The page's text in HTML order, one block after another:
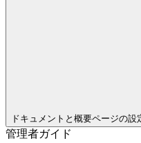
ドキュメントと概要ページの設
管理者ガイド